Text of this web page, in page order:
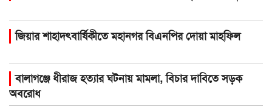
জিয়ার শাহাদৎবার্ষিকীতে মহানগর বিএনপির দোয়া মাহফিল
বালাগঞ্জে ধীরাজ হত্যার ঘটনায় মামলা, বিচার দাবিতে সড়ক
অবরোধ